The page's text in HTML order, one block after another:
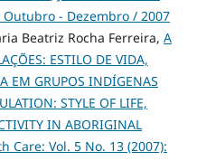
Outubro - Dezembro / 2007
Beatriz Rocha Ferreira, A
ESTILO DE VIDA,
EM GRUPOS INDÍGENAS
STYLE OF LIFE,
IN ABORIGINAL
Care: Vol. 5 No. 13 (2007):